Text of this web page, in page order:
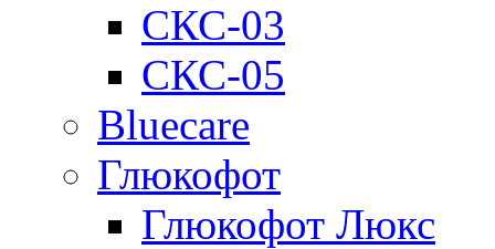
СКС-03
СКС-05
Bluecare
Глюкофот
Глюкофот Люкс